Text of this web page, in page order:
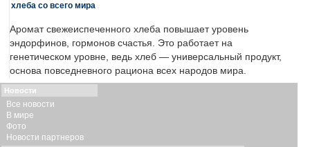
хлеба со всего мира
Аромат свежеиспеченного хлеба повышает уровень
эндорфинов, гормонов счастья. Это работает на
генетическом уровне, ведь хлеб — универсальный продукт,
основа повседневного рациона всех народов мира.
Новости
Все новости
В мире
Фото
Новости партнеров